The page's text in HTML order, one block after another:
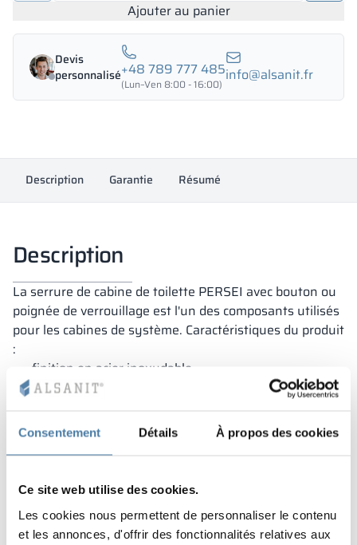
Consentement Détails À propos des cookies
Ce site web utilise des cookies.
Les cookies nous permettent de personnaliser le contenu
et les annonces, d'offrir des fonctionnalités relatives aux
de
WC
avec
PERSEI
Ajouter au panier
Devis
personnalisé+48 789 777 485
(Lun–Ven 8:00 - 16:00) info@alsanit.fr
Description Garantie Résumé
Description
La serrure de cabine de toilette PERSEI avec bouton ou
poignée de verrouillage est l'un des composants utilisés
pour les cabines de système. Caractéristiques du produit
:
finition en acier inoxydable,
l'ouverture d'urgence,
Garantie